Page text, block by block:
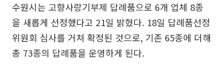
수원시는 고향사랑기부제 답례품으로 6개 업체 8종
을 새롭게 선정했다고 21일 밝혔다. 18일 답례품선정
위원회 심사를 거쳐 확정된 것으로, 기존 65종에 더해
총 73종의 답례품을 운영하게 된다.